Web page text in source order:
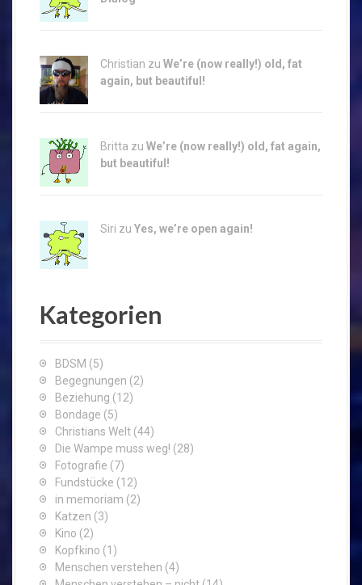
Christian zu We’re (now really!) old, fat
again, but beautiful!
Britta zu We’re (now really!) old, fat again,
but beautiful!
Siri zu Yes, we’re open again!
Kategorien
BDSM (5)
Begegnungen (2)
Beziehung (12)
Bondage (5)
Christians Welt (44)
Die Wampe muss weg! (28)
Fotografie (7)
Fundstücke (12)
in memoriam (2)
Katzen (3)
Kino (2)
Kopfkino (1)
Menschen verstehen (4)